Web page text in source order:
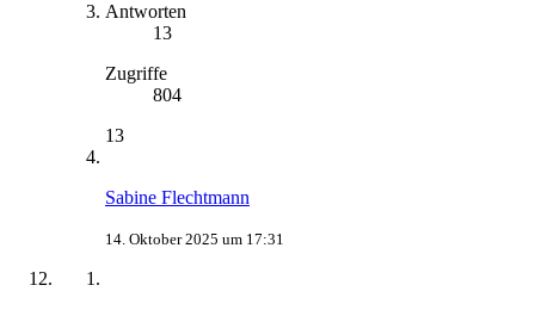
Antworten
13
Zugriffe
804
13
Sabine Flechtmann
14. Oktober 2025 um 17:31